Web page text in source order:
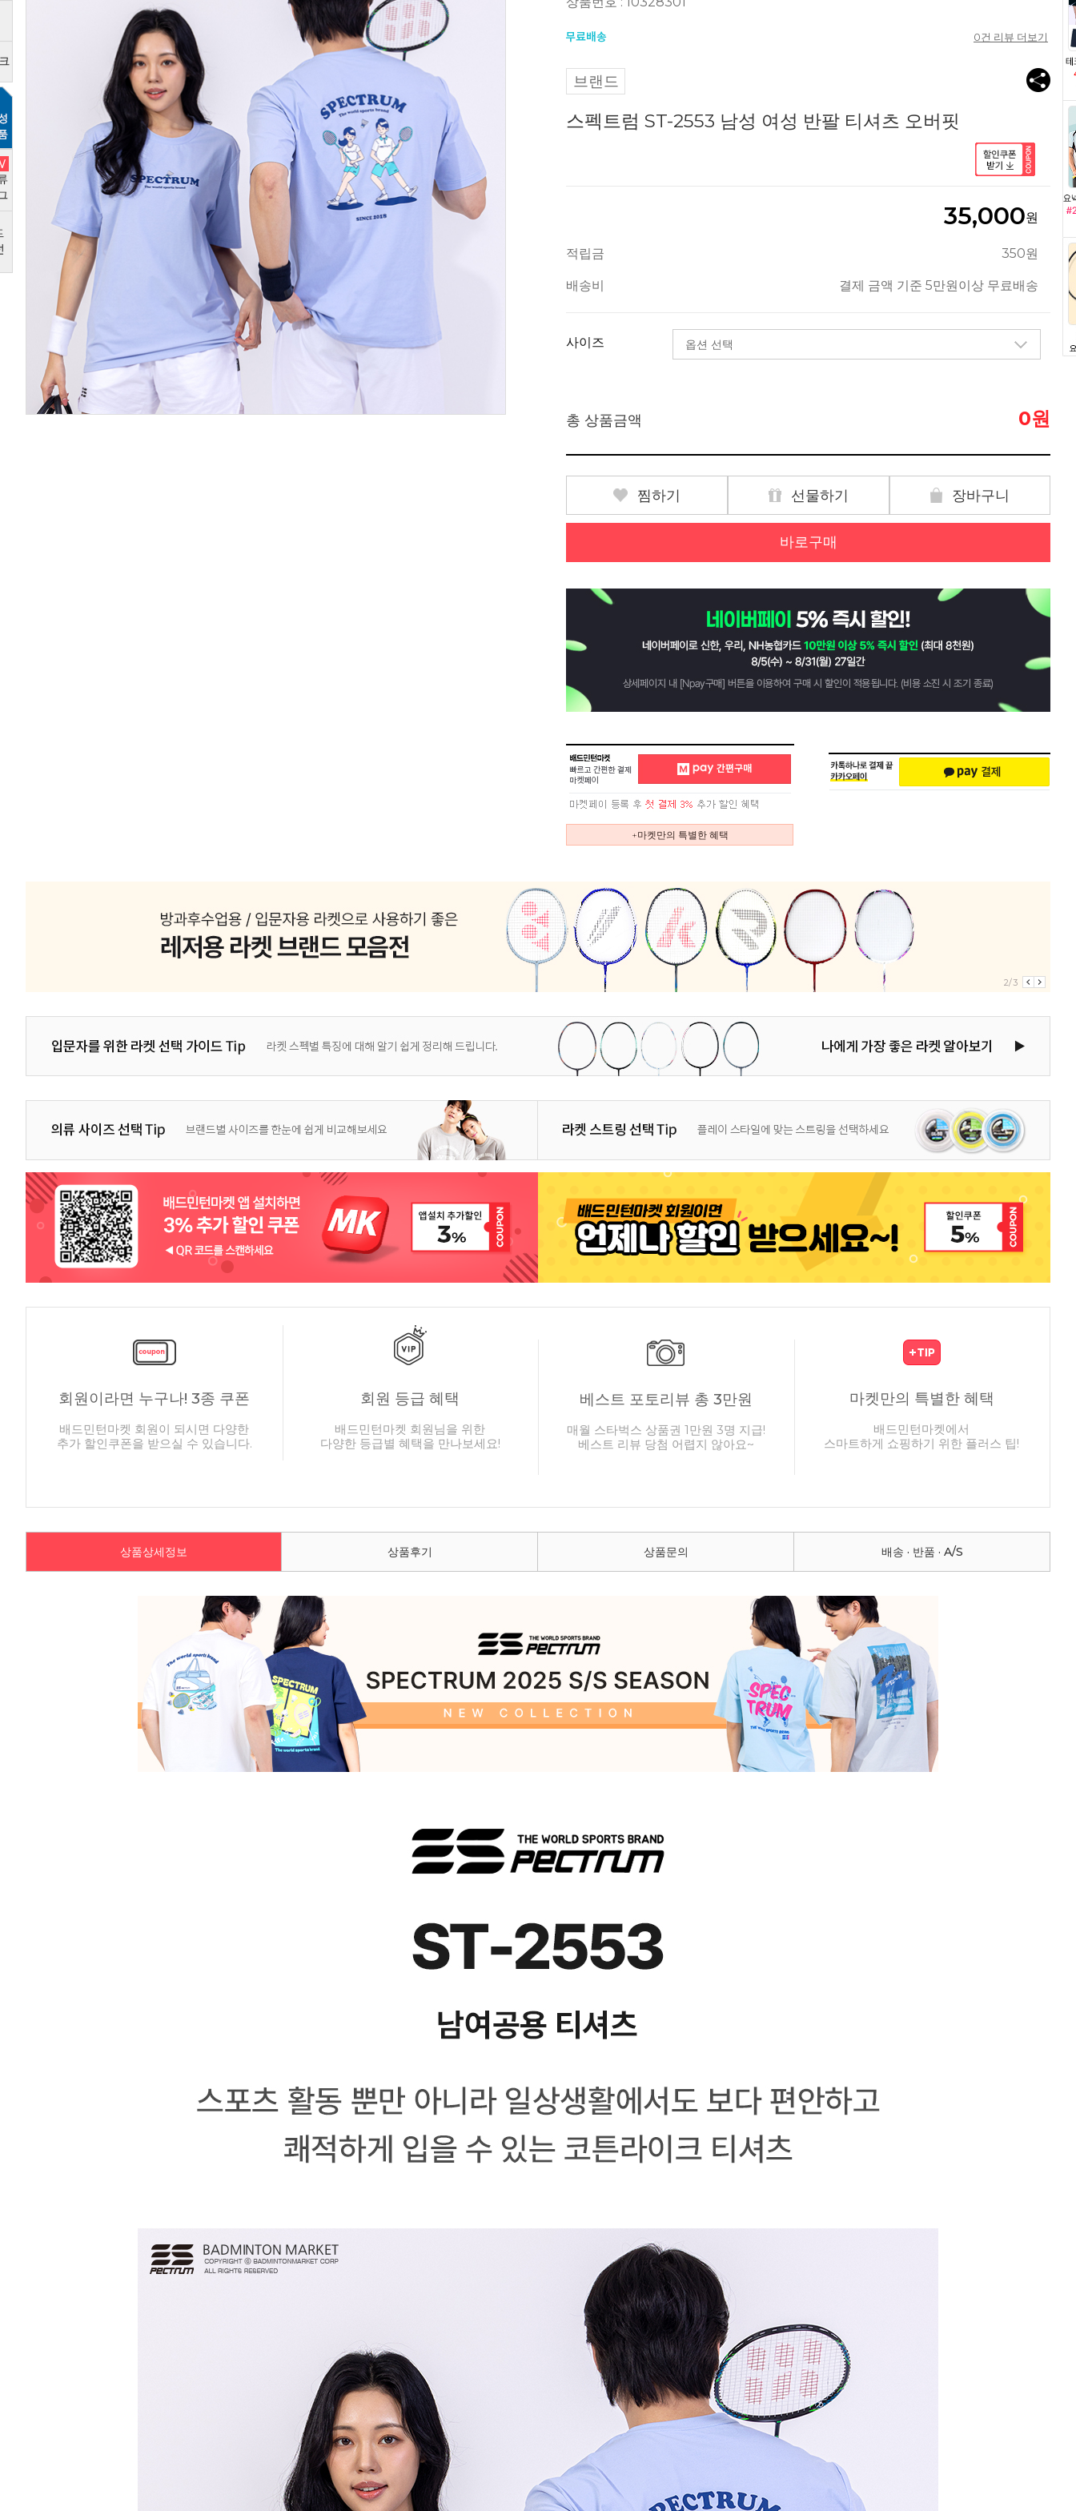
0건 리뷰 더보기
브랜드
스펙트럼 ST-2553 남성 여성 반팔 티셔츠 오버핏
35,000원
적립금 350원
배송비 결제 금액 기준 5만원이상 무료배송
사이즈
총 상품금액 0원
찜하기 선물하기 장바구니
바로구매
+마켓만의 특별한 혜택
2/3
회원이라면 누구나! 3종 쿠폰
배드민턴마켓 회원이 되시면 다양한
추가 할인쿠폰을 받으실 수 있습니다.
회원 등급 혜택
배드민턴마켓 회원님을 위한
다양한 등급별 혜택을 만나보세요!
베스트 포토리뷰 총 3만원
매월 스타벅스 상품권 1만원 3명 지급!
베스트 리뷰 당첨 어렵지 않아요~
마켓만의 특별한 혜택
배드민턴마켓에서
스마트하게 쇼핑하기 위한 플러스 팁!
상품상세정보 상품후기 상품문의 배송 · 반품 · A/S